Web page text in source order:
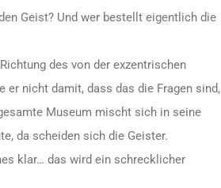
Geist? Und wer bestellt eigentlich die
des von der exzentrischen
nicht damit, dass das die Fragen sind,
Museum mischt sich in seine
da scheiden sich die Geister.
klar… das wird ein schrecklicher